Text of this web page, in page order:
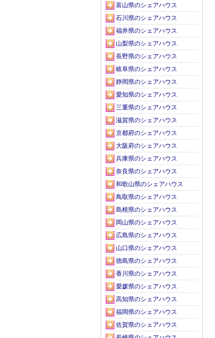
富山県のシェアハウス
石川県のシェアハウス
福井県のシェアハウス
山梨県のシェアハウス
長野県のシェアハウス
岐阜県のシェアハウス
静岡県のシェアハウス
愛知県のシェアハウス
三重県のシェアハウス
滋賀県のシェアハウス
京都府のシェアハウス
大阪府のシェアハウス
兵庫県のシェアハウス
奈良県のシェアハウス
和歌山県のシェアハウス
鳥取県のシェアハウス
島根県のシェアハウス
岡山県のシェアハウス
広島県のシェアハウス
山口県のシェアハウス
徳島県のシェアハウス
香川県のシェアハウス
愛媛県のシェアハウス
高知県のシェアハウス
福岡県のシェアハウス
佐賀県のシェアハウス